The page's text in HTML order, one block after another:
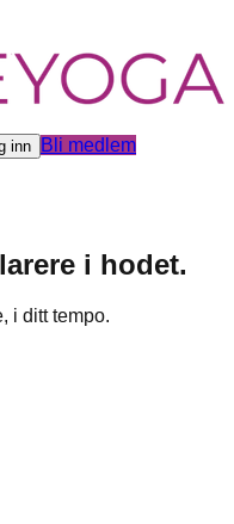
inn Bli medlem
i hodet.
i ditt tempo.